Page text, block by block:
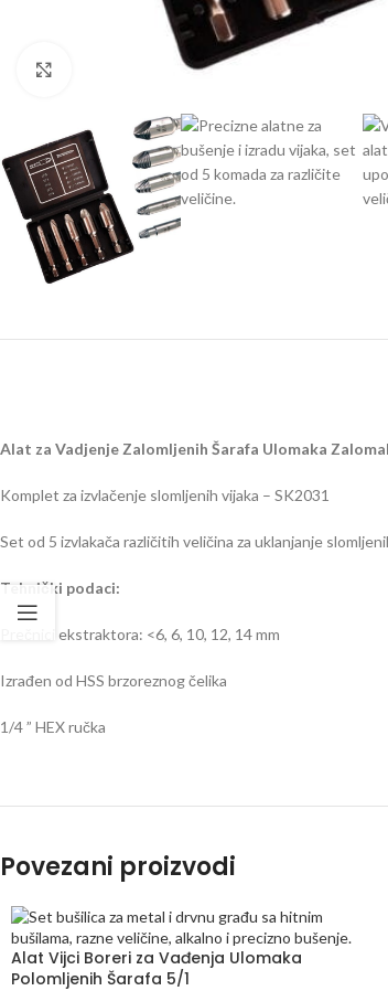
Alat za Vadjenje Zalomljenih Šarafa Ulomaka
Komplet za izvlačenje slomljenih vijaka – SK2031
Set od 5 izvlakača različitih veličina za uklanjanje
Tehnički podaci:
Prečnici ekstraktora: <6, 6, 10, 12, 14 mm
Izrađen od HSS brzoreznog čelika
1/4 ” HEX ručka
Povezani proizvodi
Alat Vijci Boreri za Vađenja Ulomaka
Polomljenih Šarafa 5/1